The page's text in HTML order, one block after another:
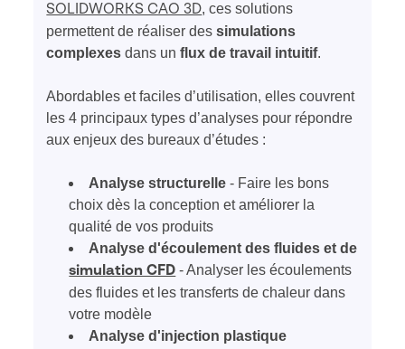
SOLIDWORKS CAO 3D, ces solutions
permettent de réaliser dessimulations
complexes dans unflux de travail intuitif.
Abordables et faciles d’utilisation, elles couvrent
les 4 principaux types d’analyses pour répondre
aux enjeux des bureaux d’études :
Analyse structurelle - Faire les bons
choix dès la conception et améliorer la
qualité de vos produits
Analyse d'écoulement des fluides et de
simulation CFD - Analyser les écoulements
des fluides et les transferts de chaleur dans
votre modèle
Analyse d'injection plastique